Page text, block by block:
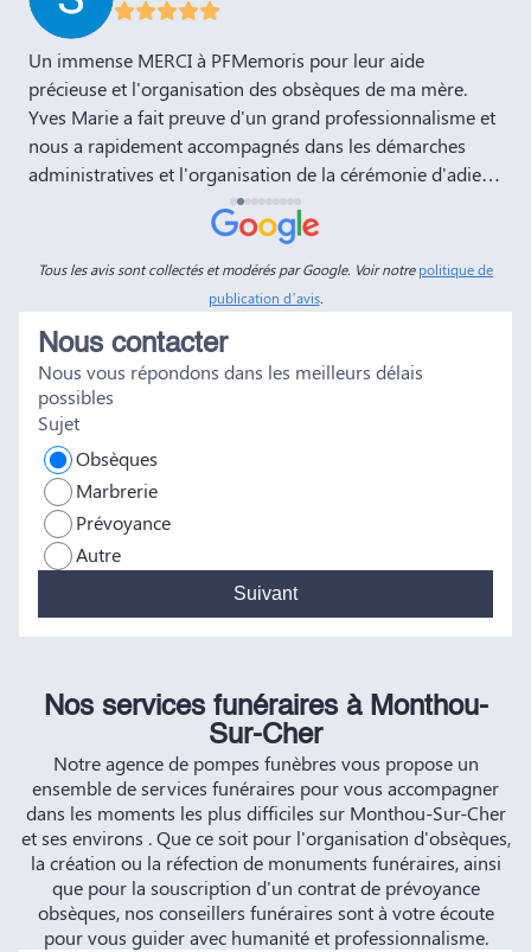
Un immense MERCI à PFMemoris pour leur aide
précieuse et l'organisation des obsèques de ma mère.
Yves Marie a fait preuve d'un grand professionnalisme et
nous a rapidement accompagnés dans les démarches
administratives et l'organisation de la cérémonie d'adieu.
Nous souhaitons à votre entreprise prospérité et succès
et la recommandons vivement à tous nos amis et
connaissances. Dans ces moments de deuil, des
personnes comme Yves Marie et Dimitry sont d'un grand
réconfort, et c'est un véritable soulagement de savoir que
tout a été fait dans les règles. Tous nos vœux de réussite à
vous et à vos futurs clients. Cordialement famille
HERNANDEZ
Tous les avis sont collectés et modérés par Google. Voir notrepolitique de
publication d’avis.
Nous contacter
Nous vous répondons dans les meilleurs délais
possibles
Sujet
Obsèques
Marbrerie
Prévoyance
Autre
Suivant
Nos services funéraires à Monthou-
Sur-Cher
Notre agence de pompes funèbres vous propose un
ensemble de services funéraires pour vous accompagner
dans les moments les plus difficiles sur Monthou-Sur-Cher
et ses environs . Que ce soit pour l'organisation d'obsèques,
la création ou la réfection de monuments funéraires, ainsi
que pour la souscription d'un contrat de prévoyance
obsèques, nos conseillers funéraires sont à votre écoute
pour vous guider avec humanité et professionnalisme.